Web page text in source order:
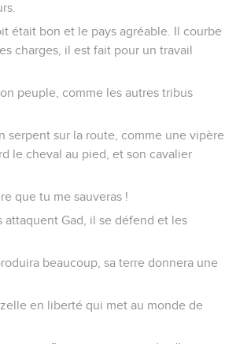
était bon et le pays agréable. Il courbe
charges, il est fait pour un travail
peuple, comme les autres tribus
serpent sur la route, comme une vipère
le cheval au pied, et son cavalier
que tu me sauveras !
attaquent Gad, il se défend et les
beaucoup, sa terre donnera une
en liberté qui met au monde de